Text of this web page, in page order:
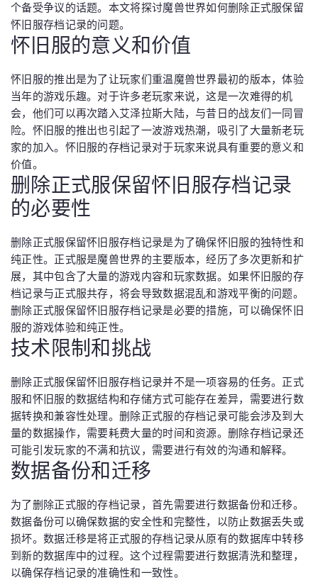
个备受争议的话题。本文将探讨魔兽世界如何删除正式服保留
怀旧服存档记录的问题。
怀旧服的意义和价值
怀旧服的推出是为了让玩家们重温魔兽世界最初的版本，体验
当年的游戏乐趣。对于许多老玩家来说，这是一次难得的机
会，他们可以再次踏入艾泽拉斯大陆，与昔日的战友们一同冒
险。怀旧服的推出也引起了一波游戏热潮，吸引了大量新老玩
家的加入。怀旧服的存档记录对于玩家来说具有重要的意义和
价值。
删除正式服保留怀旧服存档记录
的必要性
删除正式服保留怀旧服存档记录是为了确保怀旧服的独特性和
纯正性。正式服是魔兽世界的主要版本，经历了多次更新和扩
展，其中包含了大量的游戏内容和玩家数据。如果怀旧服的存
档记录与正式服共存，将会导致数据混乱和游戏平衡的问题。
删除正式服保留怀旧服存档记录是必要的措施，可以确保怀旧
服的游戏体验和纯正性。
技术限制和挑战
删除正式服保留怀旧服存档记录并不是一项容易的任务。正式
服和怀旧服的数据结构和存储方式可能存在差异，需要进行数
据转换和兼容性处理。删除正式服的存档记录可能会涉及到大
量的数据操作，需要耗费大量的时间和资源。删除存档记录还
可能引发玩家的不满和抗议，需要进行有效的沟通和解释。
数据备份和迁移
为了删除正式服的存档记录，首先需要进行数据备份和迁移。
数据备份可以确保数据的安全性和完整性，以防止数据丢失或
损坏。数据迁移是将正式服的存档记录从原有的数据库中转移
到新的数据库中的过程。这个过程需要进行数据清洗和整理，
以确保存档记录的准确性和一致性。